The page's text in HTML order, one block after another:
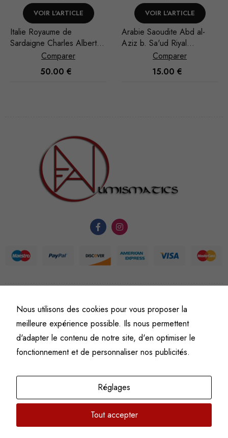
5
VOIR L'ARTICLE
Arabie Saoudite Abd al-
Aziz b. Sa'ud Riyal
1948/AH 1367Comparer
15.00
VOIR L'ARTICLE
Arabie Saoudite Abd
Aziz b. Sa'ud Riyal
1951/AH 1370Comparer
30.00
©Fine art numismatics– Tous droits réservés.
Politique de confidentialitéConditions générales de vente et d’utilisation
Mentions légales
Nous utilisons des cookies pour vous proposer la
meilleure expérience possible. Ils nous permettent
d'adapter le contenu de notre site, d'en optimiser le
fonctionnement et de personnaliser nos publicités.
Réglages
Tout accepter
nécessaires au
Statistiques
améliorer la
et la
structure du
site Web, en
l'usage qu'il